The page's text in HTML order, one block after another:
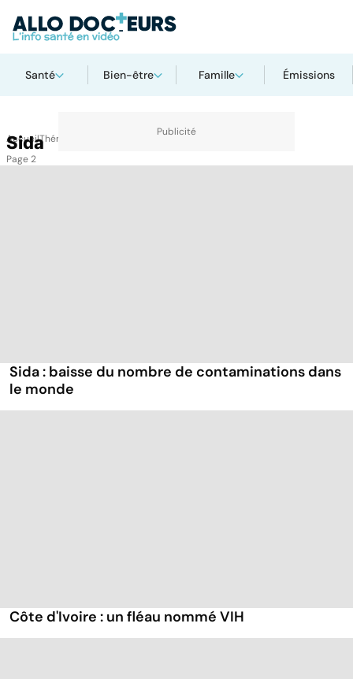
Santé Bien-être Famille Émissions
AccueilThématiques
Sida
Page 2
Sida : baisse du nombre de contaminations dans
le monde
Côte d'Ivoire : un fléau nommé VIH